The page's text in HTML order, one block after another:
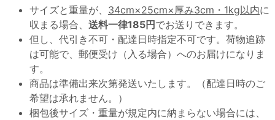
サイズと重量が、 34cm×25cm×厚み3cm・1kg以内に
収まる場合、 送料一律185円でお送りできます。
但し、代引き不可・配達日時指定不可です。荷物追跡
は可能で、郵便受け（入る場合）へのお届けになりま
す。
商品は準備出来次第発送いたします。（配達日時のご
希望は承れません。）
梱包後サイズ・重量が規定内に納まらない場合には、